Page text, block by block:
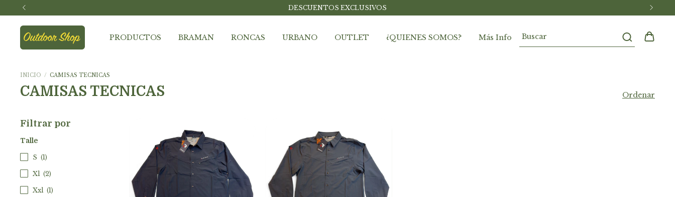
DESCUENTOS EXCLUSIVOS
PRODUCTOS BRAMAN RONCAS URBANO OUTLET ¿QUIENES SOMOS? Más Info
INICIO / CAMISAS TECNICAS
CAMISAS TECNICAS Ordenar
Filtrar por
Talle
S (1)
Xl (2)
Xxl (1)